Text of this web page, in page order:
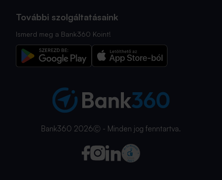
További szolgáltatásaink
Ismerd meg a Bank360 Koint!
Bank360 2026Ⓒ - Minden jog fenntartva.